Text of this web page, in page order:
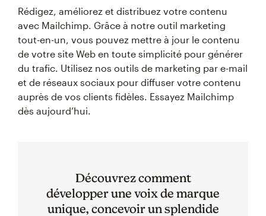
Rédigez, améliorez et distribuez votre contenu
avec Mailchimp. Grâce à notre outil marketing
tout-en-un, vous pouvez mettre à jour le contenu
de votre site Web en toute simplicité pour générer
du trafic. Utilisez nos outils de marketing par e-mail
et de réseaux sociaux pour diffuser votre contenu
auprès de vos clients fidèles. Essayez Mailchimp
dès aujourd’hui.
Découvrez comment
développer une voix de marque
unique, concevoir un splendide